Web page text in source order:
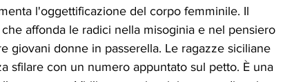
l'oggettificazione del corpo femminile. Il
affonda le radici nella misoginia e nel pensiero
giovani donne in passerella. Le ragazze siciliane
sfilare con un numero appuntato sul petto. È una